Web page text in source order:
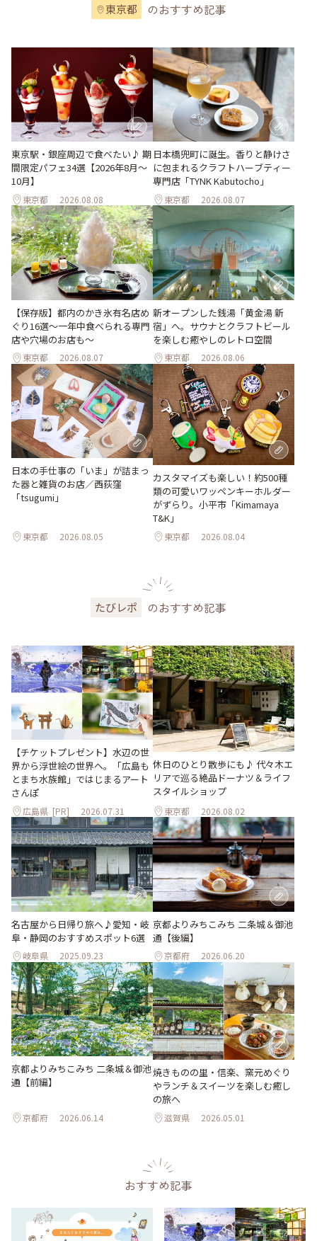
東京都 のおすすめ記事
東京駅・銀座周辺で食べたい♪ 期
間限定パフェ34選【2026年8月～
10月】
東京都 2026.08.08
日本橋兜町に誕生。香りと静けさ
に包まれるクラフトハーブティー
専門店「TYNK Kabutocho」
東京都 2026.08.07
【保存版】都内のかき氷有名店め
ぐり16選～一年中食べられる専門
店や穴場のお店も～
東京都 2026.08.07
新オープンした銭湯「黄金湯 新
宿」へ。サウナとクラフトビール
を楽しむ癒やしのレトロ空間
東京都 2026.08.06
日本の手仕事の「いま」が詰まっ
た器と雑貨のお店／西荻窪
「tsugumi」
東京都 2026.08.05
カスタマイズも楽しい！約500種
類の可愛いワッペンキーホルダー
がずらり。小平市「Kimamaya
T&K」
東京都 2026.08.04
たびレポ のおすすめ記事
【チケットプレゼント】水辺の世
界から浮世絵の世界へ。「広島も
とまち水族館」ではじまるアート
さんぽ
広島県 [PR] 2026.07.31
休日のひとり散歩にも♪ 代々木エ
リアで巡る絶品ドーナツ＆ライフ
スタイルショップ
東京都 2026.08.02
名古屋から日帰り旅へ♪愛知・岐
阜・静岡のおすすめスポット6選
岐阜県 2025.09.23
京都よりみちこみち 二条城＆御池
通【後編】
京都府 2026.06.20
京都よりみちこみち 二条城＆御池
通【前編】
京都府 2026.06.14
焼きものの里・信楽、窯元めぐり
やランチ＆スイーツを楽しむ癒し
の旅へ
滋賀県 2026.05.01
おすすめ記事